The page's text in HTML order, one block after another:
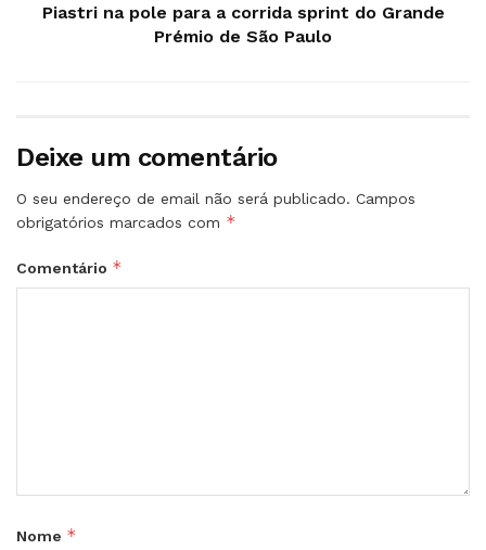
Piastri na pole para a corrida sprint do Grande
Prémio de São Paulo
Deixe um comentário
O seu endereço de email não será publicado. Campos
obrigatórios marcados com *
Comentário *
Nome *